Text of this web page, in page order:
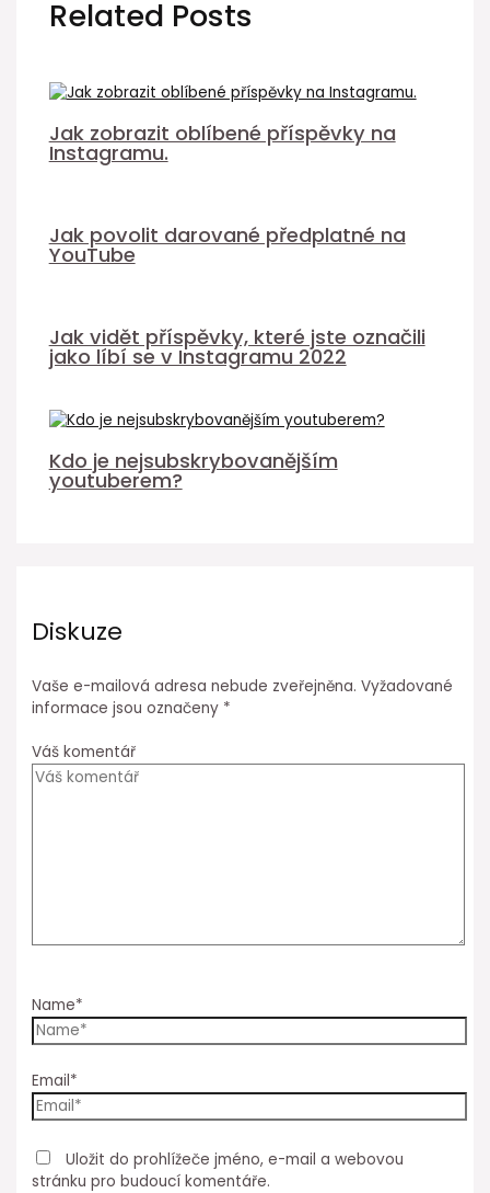
Related Posts
Jak zobrazit oblíbené příspěvky na
Instagramu.
Jak povolit darované předplatné na
YouTube
Jak vidět příspěvky, které jste označili
jako líbí se v Instagramu 2022
Kdo je nejsubskrybovanějším
youtuberem?
Diskuze
Vaše e-mailová adresa nebude zveřejněna. Vyžadované
informace jsou označeny *
Váš komentář
Name*
Email*
Uložit do prohlížeče jméno, e-mail a webovou
stránku pro budoucí komentáře.